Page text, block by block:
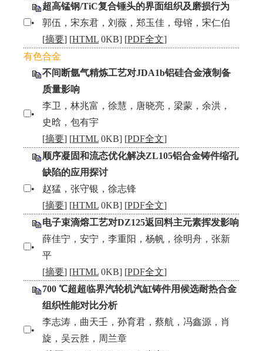
超高锰钢/TiC复合锤头的界面组织及磨损行为
•
郭伍，宋东君，刘薇，郑玉佳，母镕，宋仁伯
[摘要] [HTML 0KB] [PDF全文]
有色合金
不间断氩气精炼工艺对JDA1b铝硅合金液制备
质量影响
•
李卫，林兆富，徐慧，唐晓亮，梁蒙，余洪，
史晗，包有宇
[摘要] [HTML 0KB] [PDF全文]
顺序凝固和流态优化解决ZL105铝合金铸件缩孔
缺陷的应用探讨
•
赵猛，张守银，徐志锋
[摘要] [HTML 0KB] [PDF全文]
电子束滴熔工艺对DZ125返回料主元素挥发影响
•
薛佳宁，安宁，李重阳，杨帆，徐明舟，张新
平
[摘要] [HTML 0KB] [PDF全文]
700 ℃超超临界汽轮机汽缸铸件用候选耐热合金
组织性能对比分析
•
李志涛，曲天壬，孙育君，蔡航，冯鑫源，肖
旋，吴云胜，周兰章